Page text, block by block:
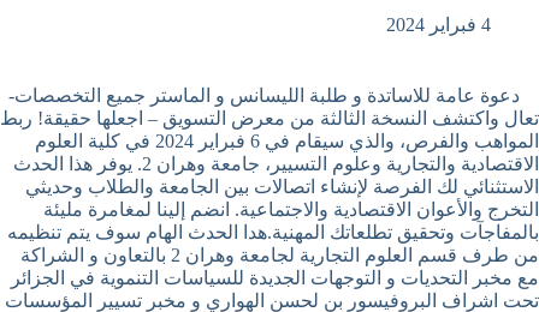
4 فبراير 2024
دعوة عامة للاساتدة و طلبة الليسانس و الماستر جميع التخصصات-
تعال واكتشف النسخة الثالثة من معرض التسويق – اجعلها حقيقة! ربط
المواهب والفرص، والذي سيقام في 6 فبراير 2024 في كلية العلوم
الاقتصادية والتجارية وعلوم التسيير، جامعة وهران 2. يوفر هذا الحدث
الاستثنائي لك الفرصة لإنشاء اتصالات بين الجامعة والطلاب وحديثي
التخرج والأعوان الاقتصادية والاجتماعية. انضم إلينا لمغامرة مليئة
بالمفاجآت وتحقيق تطلعاتك المهنية.هدا الحدث الهام سوف يتم تنظيمه
من طرف قسم العلوم التجارية لجامعة وهران 2 بالتعاون و الشراكة
مع مخبر التحديات و التوجهات الجديدة للسياسات التنموية في الجزائر
تحت اشراف البروفيسور بن لحسن الهواري و مخبر تسيير المؤسسات